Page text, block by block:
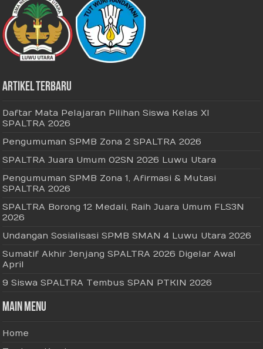
Artikel Terbaru
Daftar Mata Pelajaran Pilihan Siswa Kelas XI
SPALTRA 2026
Pengumuman SPMB Zona 2 SPALTRA 2026
SPALTRA Juara Umum O2SN 2026 Luwu Utara
Pengumuman SPMB Zona 1, Afirmasi & Mutasi
SPALTRA 2026
SPALTRA Borong 12 Medali, Raih Juara Umum FLS3N
2026
Undangan Sosialisasi SPMB SMAN 4 Luwu Utara 2026
Sumatif Akhir Jenjang SPALTRA 2026 Digelar Awal
April
9 Siswa SPALTRA Tembus SPAN PTKIN 2026
Main Menu
Home